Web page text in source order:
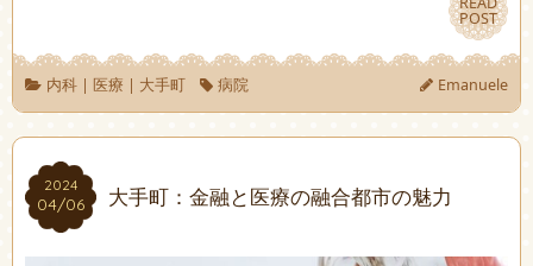
POST
POST
内科| 医療 | 大手町 病院 Emanuele
2024
04/06
2024
04/06 大手町：金融と医療の融合都市の魅力